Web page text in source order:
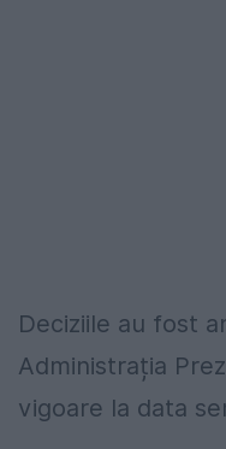
Deciziile au fost
Administrația
vigoare la data